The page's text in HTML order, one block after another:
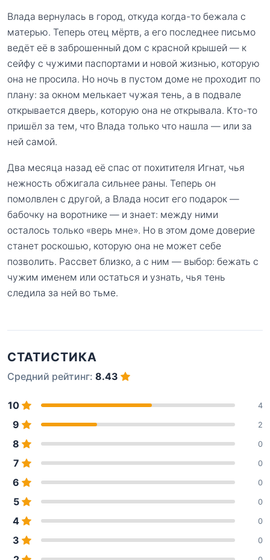
Влада вернулась в город, откуда когда-то бежала с
матерью. Теперь отец мёртв, а его последнее письмо
ведёт её в заброшенный дом с красной крышей — к
сейфу с чужими паспортами и новой жизнью, которую
она не просила. Но ночь в пустом доме не проходит по
плану: за окном мелькает чужая тень, а в подвале
открывается дверь, которую она не открывала. Кто-то
пришёл за тем, что Влада только что нашла — или за
ней самой.
Два месяца назад её спас от похитителя Игнат, чья
нежность обжигала сильнее раны. Теперь он
помолвлен с другой, а Влада носит его подарок —
бабочку на воротнике — и знает: между ними
осталось только «верь мне». Но в этом доме доверие
станет роскошью, которую она не может себе
позволить. Рассвет близко, а с ним — выбор: бежать с
чужим именем или остаться и узнать, чья тень
следила за ней во тьме.
СТАТИСТИКА
Средний рейтинг: 8.43
10 4
9 2
8 0
7 0
6 0
5 0
4 0
3 0